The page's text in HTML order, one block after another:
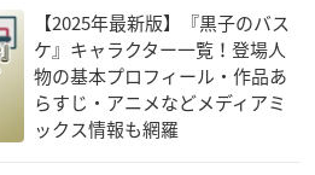
【2025年最新版】『黒子のバス
ケ』キャラクター一覧！登場人
物の基本プロフィール・作品あ
らすじ・アニメなどメディアミ
ックス情報も網羅